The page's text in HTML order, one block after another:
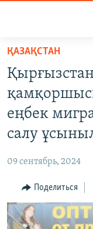
Вернуться
основному
содержанию
Вернутся
главной
Вернутся
поиску
ПОДПИСКА
КОНТАКТЫ
МИГРАНТ МЕДИА
ҚАЗАҚСТАН
еңбек
салу
09 сентябрь, 2024
Поделиться